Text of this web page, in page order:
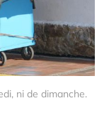
ni de dimanche.